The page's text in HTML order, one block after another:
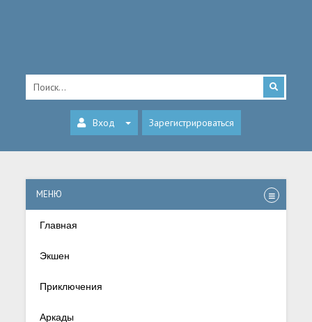
Вход Зарегистрироваться
МЕНЮ
Главная
Экшен
Приключения
Аркады